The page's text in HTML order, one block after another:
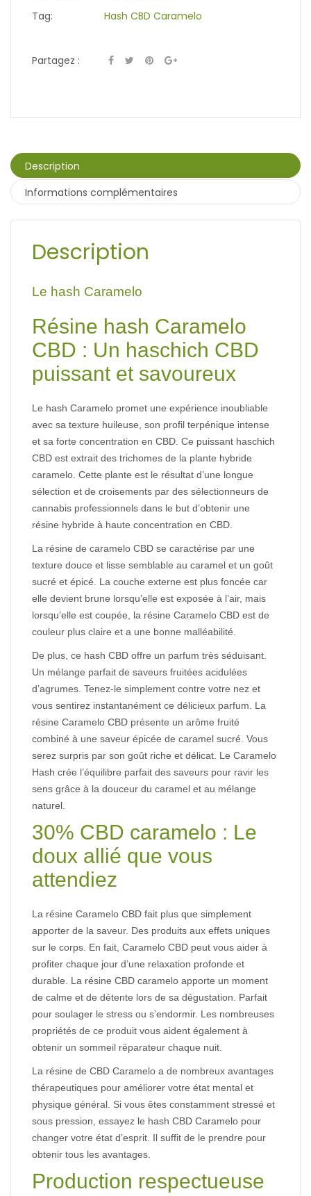
Tag:
Hash CBD Caramelo
Partagez :
Description
Informations complémentaires
Description
Le hash Caramelo
Résine hash Caramelo
CBD : Un haschich CBD
puissant et savoureux
Le hash Caramelo promet une expérience inoubliable
avec sa texture huileuse, son profil terpénique intense
et sa forte concentration en CBD. Ce puissant haschich
CBD est extrait des trichomes de la plante hybride
caramelo. Cette plante est le résultat d’une longue
sélection et de croisements par des sélectionneurs de
cannabis professionnels dans le but d’obtenir une
résine hybride à haute concentration en CBD.
La résine de caramelo CBD se caractérise par une
texture douce et lisse semblable au caramel et un goût
sucré et épicé. La couche externe est plus foncée car
elle devient brune lorsqu’elle est exposée à l’air, mais
lorsqu’elle est coupée, la résine Caramelo CBD est de
couleur plus claire et a une bonne malléabilité.
De plus, ce hash CBD offre un parfum très séduisant.
Un mélange parfait de saveurs fruitées acidulées
d’agrumes. Tenez-le simplement contre votre nez et
vous sentirez instantanément ce délicieux parfum.
La
résine Caramelo CBD présente un arôme fruité
combiné à une saveur épicée de caramel sucré. Vous
serez surpris par son goût riche et délicat. Le Caramelo
Hash crée l’équilibre parfait des saveurs pour ravir les
sens grâce à la douceur du caramel et au mélange
naturel.
30% CBD caramelo : Le
doux allié que vous
attendiez
La résine Caramelo CBD fait plus que simplement
apporter de la saveur. Des produits aux effets uniques
sur le corps. En fait, Caramelo CBD peut vous aider à
profiter chaque jour d’une relaxation profonde et
durable.
La résine CBD caramelo apporte un moment
de calme et de détente lors de sa dégustation.
Parfait
pour soulager le stress ou s’endormir. Les nombreuses
propriétés de ce produit vous aident également à
obtenir un sommeil réparateur chaque nuit.
La résine de CBD Caramelo a de nombreux avantages
thérapeutiques pour améliorer votre état mental et
physique général. Si vous êtes constamment stressé et
sous pression, essayez le hash CBD Caramelo pour
changer votre état d’esprit. Il suffit de le prendre pour
obtenir tous les avantages.
Production respectueuse